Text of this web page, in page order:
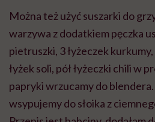
Można też użyć suszarki do
warzywa z dodatkiem pęczka
pietruszki, 3 łyżeczek
łyżek soli, pół łyżeczki chili w
papryki wrzucamy do
wsypujemy do słoika z